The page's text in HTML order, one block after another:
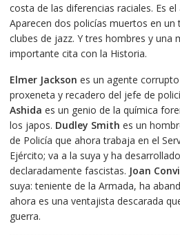
costa de las diferencias raciales. Es
Aparecen dos policías muertos en un
clubes de jazz. Y tres hombres y una
importante cita con la Historia.
Elmer Jackson es un agente
proxeneta y recadero del jefe de
Ashida es un genio de la química
los japos. Dudley Smith es un
de Policía que ahora trabaja en el
Ejército; va a la suya y ha
declaradamente fascistas. Joan
suya: teniente de la Armada, ha
ahora es una ventajista descarada
guerra.